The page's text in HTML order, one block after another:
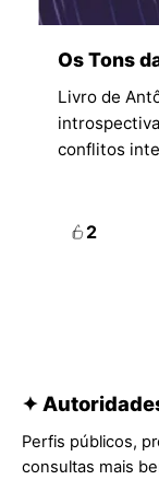
Os Tons
Livro de
conflitos
2
✦
Perfis públicos,
consultas mais